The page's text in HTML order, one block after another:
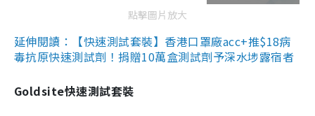
點擊圖片放大
延伸閱讀：【快速測試套裝】香港口罩廠acc+推$18病
毒抗原快速測試劑！捐贈10萬盒測試劑予深水埗露宿者
Goldsite快速測試套裝